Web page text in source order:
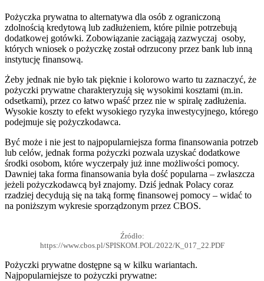
Pożyczka prywatna to alternatywa dla osób z ograniczoną
zdolnością kredytową lub zadłużeniem, które pilnie potrzebują
dodatkowej gotówki. Zobowiązanie zaciągają zazwyczaj osoby,
których wniosek o pożyczkę został odrzucony przez bank lub inną
instytucję finansową.
Żeby jednak nie było tak pięknie i kolorowo warto tu zaznaczyć, że
pożyczki prywatne charakteryzują się wysokimi kosztami (m.in.
odsetkami), przez co łatwo wpaść przez nie w spiralę zadłużenia.
Wysokie koszty to efekt wysokiego ryzyka inwestycyjnego, którego
podejmuje się pożyczkodawca.
Być może i nie jest to najpopularniejsza forma finansowania potrzeb
lub celów, jednak forma pożyczki pozwala uzyskać dodatkowe
środki osobom, które wyczerpały już inne możliwości pomocy.
Dawniej taka forma finansowania była dość popularna – zwłaszcza
jeżeli pożyczkodawcą był znajomy. Dziś jednak Polacy coraz
rzadziej decydują się na taką formę finansowej pomocy – widać to
na poniższym wykresie sporządzonym przez CBOS.
Źródło:
https://www.cbos.pl/SPISKOM.POL/2022/K_017_22.PDF
Pożyczki prywatne dostępne są w kilku wariantach.
Najpopularniejsze to pożyczki prywatne: